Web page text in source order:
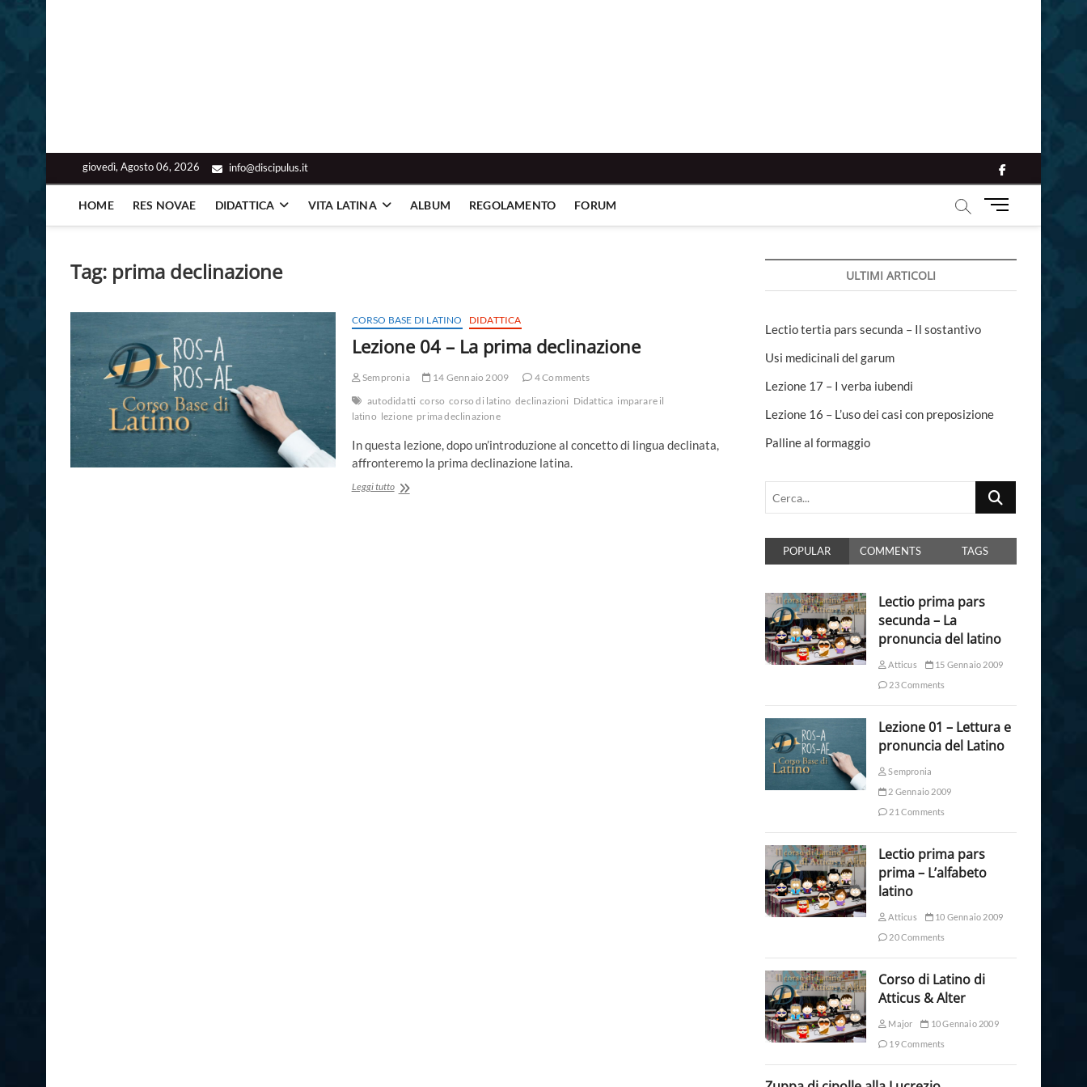
giovedì, Agosto 06, 2026 info@discipulus.it facebook
HOME RES NOVAE DIDATTICA VITA LATINA ALBUM REGOLAMENTO FORUM
M
u
u
Tag: prima declinazione
CORSO BASE DI LATINO DIDATTICA
Lezione 04 – La prima declinazione
Sempronia 14 Gennaio 2009
4 Comments
autodidatti corso corso di latino declinazioni Didattica imparare il
latino lezione prima declinazione
In questa lezione, dopo un’introduzione al concetto di lingua declinata,
affronteremo la prima declinazione latina.
Leggi tuttoLezione
ULTIMI ARTICOLI
Lectio tertia pars secunda – Il sostantivo
Usi medicinali del garum
Lezione 17 – I verba iubendi
Lezione 16 – L’uso dei casi con preposizione
Palline al formaggio
Cerca...
POPULAR COMMENTS TAGS
Lectio prima pars
secunda – La
pronuncia del latino
Atticus
15 Gennaio 2009
23 Comments
Lezione 01 – Lettura e
pronuncia del Latino
Sempronia
2 Gennaio 2009
21 Comments
Lectio prima pars
prima – L’alfabeto
latino
Atticus
10 Gennaio 2009
20 Comments
Corso di Latino di
Atticus & Alter
Major
10 Gennaio 2009
19 Comments